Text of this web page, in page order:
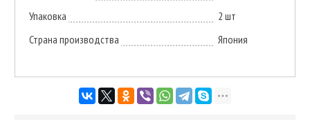
Упаковка
2 шт
Страна производства
Япония